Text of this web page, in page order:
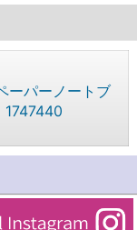
ーパーノートブ
1747440